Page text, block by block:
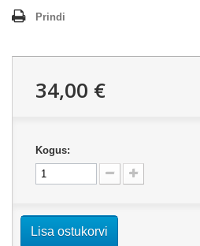
Prindi
34,00 €
Kogus:
Lisa ostukorvi